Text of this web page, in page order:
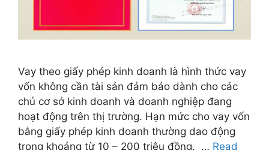
Vay theo giấy phép kinh doanh là hình thức vay
vốn không cần tài sản đảm bảo dành cho các
chủ cơ sở kinh doanh và doanh nghiệp đang
hoạt động trên thị trường. Hạn mức cho vay vốn
bằng giấy phép kinh doanh thường dao động
trong khoảng từ 10 – 200 triệu đồng. … Read